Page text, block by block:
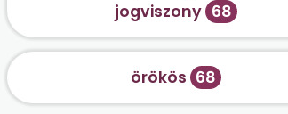
jogviszony 68
örökös 68